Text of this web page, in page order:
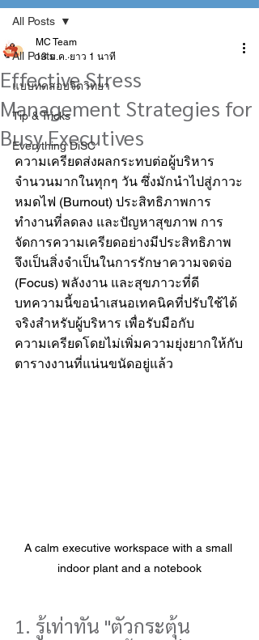
All Posts
แบบทดสอบจิตวิทยา
Tip & Tricks
Everything DiSC
All Posts
Effective Stress
Management Strategies for
Busy Executives
MC Team
13 ม.ค. ยาว 1 นาที
ความเครียดส่งผลกระทบต่อผู้บริหาร
จำนวนมากในทุกๆ วัน ซึ่งมักนำไปสู่ภาวะ
หมดไฟ (Burnout) ประสิทธิภาพการ
ทำงานที่ลดลง และปัญหาสุขภาพ การ
จัดการความเครียดอย่างมีประสิทธิภาพ
จึงเป็นสิ่งจำเป็นในการรักษาความจดจ่อ
(Focus) พลังงาน และสุขภาวะที่ดี
บทความนี้ขอนำเสนอเทคนิคที่ปรับใช้ได้
จริงสำหรับผู้บริหาร เพื่อรับมือกับ
ความเครียดโดยไม่เพิ่มความยุ่งยากให้กับ
ตารางงานที่แน่นขนัดอยู่แล้ว
A calm executive workspace with a small
indoor plant and a notebook
1. รู้เท่าทัน "ตัวกระตุ้น